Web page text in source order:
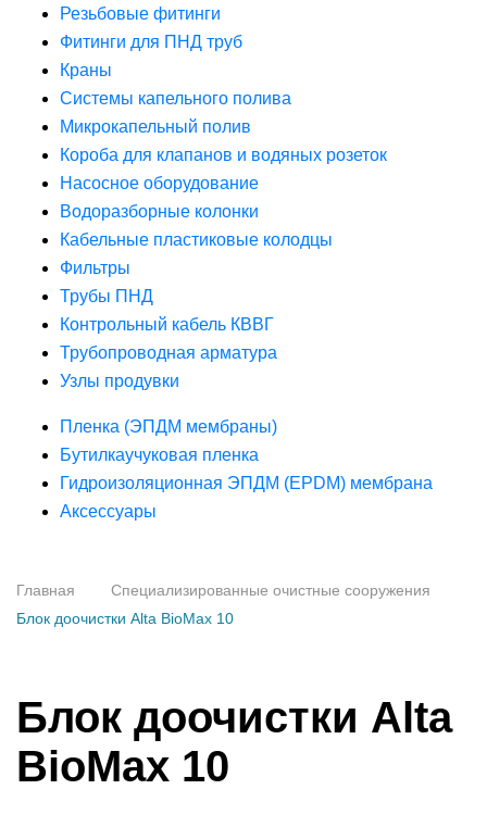
Резьбовые фитинги
Фитинги для ПНД труб
Краны
Системы капельного полива
Микрокапельный полив
Короба для клапанов и водяных розеток
Насосное оборудование
Водоразборные колонки
Кабельные пластиковые колодцы
Фильтры
Трубы ПНД
Контрольный кабель КВВГ
Трубопроводная арматура
Узлы продувки
Пленка (ЭПДМ мембраны)
Бутилкаучуковая пленка
Гидроизоляционная ЭПДМ (EPDM) мембрана
Аксессуары
Главная
Специализированные очистные сооружения
Блок доочистки Alta BioMax 10
Блок доочистки Alta
BioMax 10